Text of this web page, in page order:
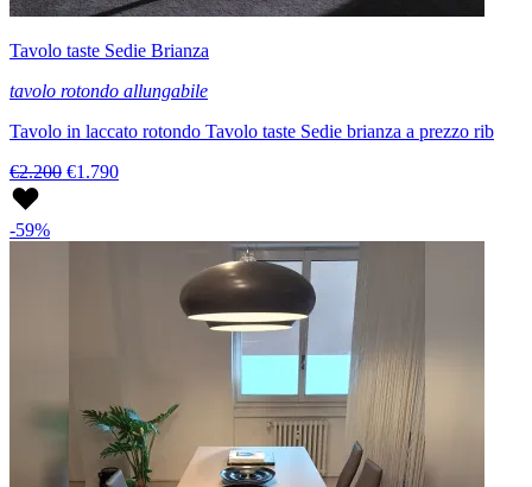
Tavolo taste Sedie Brianza
tavolo rotondo allungabile
Tavolo in laccato rotondo Tavolo taste Sedie brianza a prezzo rib
€2.200 €1.790
-59%